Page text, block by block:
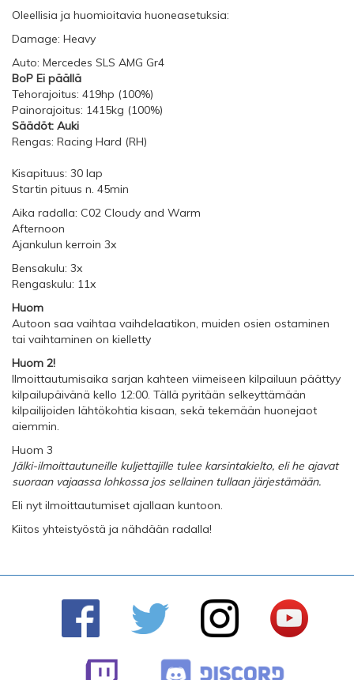
Oleellisia ja huomioitavia huoneasetuksia:
Damage: Heavy
Auto: Mercedes SLS AMG Gr4
BoP Ei päällä
Tehorajoitus: 419hp (100%)
Painorajoitus: 1415kg (100%)
Säädöt: Auki
Rengas: Racing Hard (RH)
Kisapituus: 30 lap
Startin pituus n. 45min
Aika radalla: C02 Cloudy and Warm
Afternoon
Ajankulun kerroin 3x
Bensakulu: 3x
Rengaskulu: 11x
Huom
Autoon saa vaihtaa vaihdelaatikon, muiden osien ostaminen
tai vaihtaminen on kielletty
Huom 2!
Ilmoittautumisaika sarjan kahteen viimeiseen kilpailuun päättyy
kilpailupäivänä kello 12:00. Tällä pyritään selkeyttämään
kilpailijoiden lähtökohtia kisaan, sekä tekemään huonejaot
aiemmin.
Huom 3
Jälki-ilmoittautuneille kuljettajille tulee karsintakielto, eli he ajavat
suoraan vajaassa lohkossa jos sellainen tullaan järjestämään.
Eli nyt ilmoittautumiset ajallaan kuntoon.
Kiitos yhteistyöstä ja nähdään radalla!